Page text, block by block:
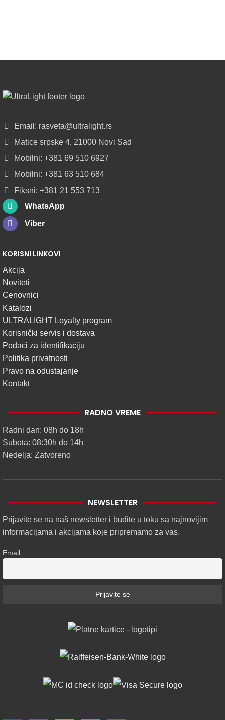
LED
SA
U
ROLNAMA
POGLEDAJ
Email: rasveta@ultralight.rs
Matice srpske 4, 21000 Novi Sad
Mobilni: +381 69 510 6927
Mobilni: +381 63 510 684
Fiksni: +381 21 553 713
WhatsApp
Viber
KORISNI LINKOVI
Akcija
Noviteti
Cenovnici
Katalozi
ULTRALIGHT Loyalty program
Korisnički servis i dostava
Podaci za identifikaciju
Politika privatnosti
Pravo na odustajanje
Kontakt
RADNO VREME
Radni dan: 08h do 18h
Subota: 08:30h do 14h
Nedelja: Zatvoreno
NEWSLETTER
Prijavite se na naš newsletter i budite u toku sa najnovijim
informacijama i akcijama koje pripremamo za vas.
Email